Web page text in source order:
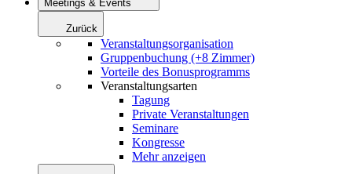
Meetings & Events
Zurück
Veranstaltungsorganisation
Gruppenbuchung (+8 Zimmer)
Vorteile des Bonusprogramms
Veranstaltungsarten
Tagung
Private Veranstaltungen
Seminare
Kongresse
Mehr anzeigen